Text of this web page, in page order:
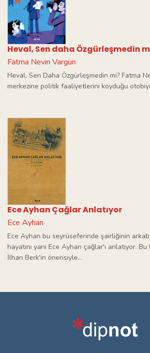
Heval, Sen daha Özgürleşmedin
Fatma Nevin Vargün
Heval, Sen Daha Özgürleşmedin mi? Fatma
merkezine politik faaliyetlerini koyduğu
Ece Ayhan Çağlar Anlatıyor
Ece Ayhan
Ece Ayhan bu seyrüseferinde şairliğinin
hayatını yani Ece Ayhan çağlar'ı anlatıyor. Bu
İlhan Berk'in önerisiyle...